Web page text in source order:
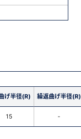
げ半径(R) 繰返曲げ半径(R)
15 -